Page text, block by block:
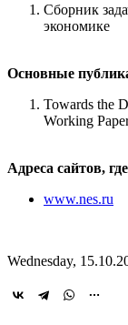
Сборник
экономике
Основные
Towards the
Working
Адреса сайтов,
www.nes.ru
Wednesday,